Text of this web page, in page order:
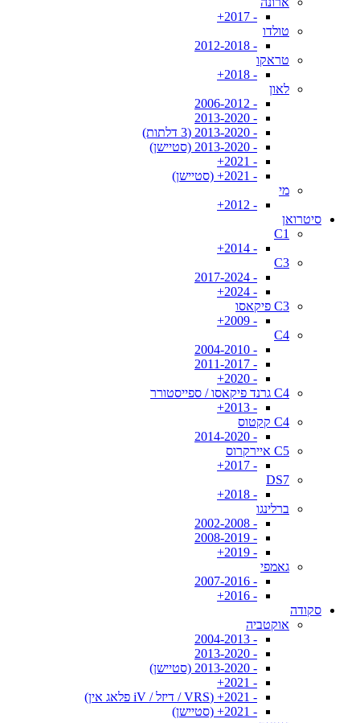
- 2017+
טולדו
- 2012-2018
טראקו
- 2018+
לאון
- 2006-2012
- 2013-2020
- 2013-2020 (3 דלתות)
- 2013-2020 (סטיישן)
- 2021+
- 2021+ (סטיישן)
מי
- 2012+
סיטרואן
C1
- 2014+
C3
- 2017-2024
- 2024+
C3 פיקאסו
- 2009+
C4
- 2004-2010
- 2011-2017
- 2020+
C4 גרנד פיקאסו / ספייסטורר
- 2013+
C4 קקטוס
- 2014-2020
C5 איירקרוס
- 2017+
DS7
- 2018+
ברלינגו
- 2002-2008
- 2008-2019
- 2019+
גאמפי
- 2007-2016
- 2016+
סקודה
אוקטביה
- 2004-2013
- 2013-2020
- 2013-2020 (סטיישן)
- 2021+
- 2021+ (VRS / דיזל / iV פלאג אין)
- 2021+ (סטיישן)